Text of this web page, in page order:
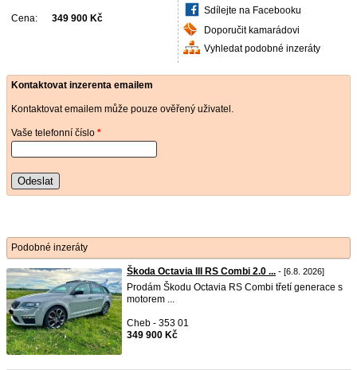
Cena: 349 900 Kč
Sdílejte na Facebooku
Doporučit kamarádovi
Vyhledat podobné inzeráty
Kontaktovat inzerenta emailem
Kontaktovat emailem může pouze ověřený uživatel.
Vaše telefonní číslo *
Odeslat
Podobné inzeráty
Škoda Octavia III RS Combi 2.0 ... - [6.8. 2026]
Prodám Škodu Octavia RS Combi třetí generace s
motorem ...
Cheb - 353 01
349 900 Kč